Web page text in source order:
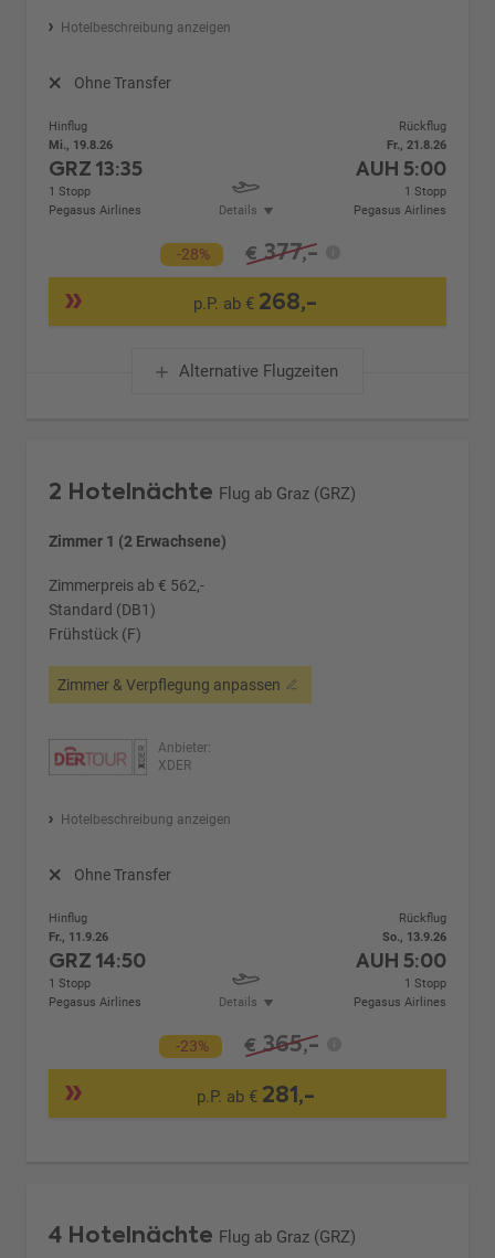
Hotelbeschreibung anzeigen
Ohne Transfer
Hinflug
Mi., 19.8.26
GRZ13:35
1 Stopp
Pegasus Airlines
Details
Rückflug
Fr., 21.8.26
AUH 5:00
1 Stopp
Pegasus Airlines
-28% € 377,-
p.P. ab € 268,-
Alternative Flugzeiten
2 Hotelnächte Flug ab Graz (GRZ)
Zimmer 1 (2 Erwachsene)
Zimmerpreis ab € 562,-
Standard (DB1)
Frühstück (F)
Zimmer & Verpflegung anpassen
Anbieter:
XDER
Hotelbeschreibung anzeigen
Ohne Transfer
Hinflug
Fr., 11.9.26
GRZ14:50
1 Stopp
Pegasus Airlines
Details
Rückflug
So., 13.9.26
AUH 5:00
1 Stopp
Pegasus Airlines
-23% € 365,-
p.P. ab € 281,-
4 Hotelnächte Flug ab Graz (GRZ)